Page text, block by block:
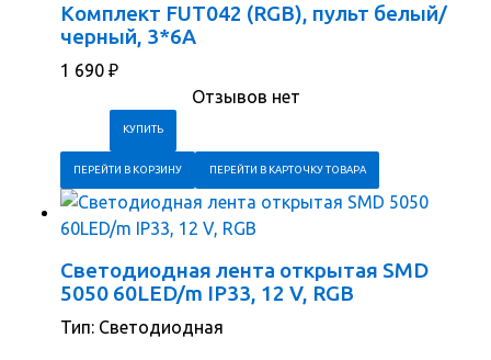
Комплект FUT042 (RGB), пульт белый/
черный, 3*6A
1 690 ₽
Отзывов нет
ПЕРЕЙТИ В КОРЗИНУ ПЕРЕЙТИ В КАРТОЧКУ ТОВАРА
Светодиодная лента открытая SMD
5050 60LED/m IP33, 12 V, RGB
Тип: Светодиодная